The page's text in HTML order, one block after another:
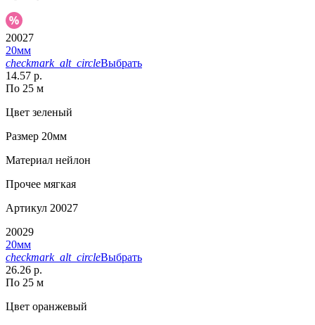
20027
20мм
checkmark_alt_circleВыбрать
14.57 р.
По 25 м
Цвет зеленый
Размер 20мм
Материал нейлон
Прочее мягкая
Артикул 20027
20029
20мм
checkmark_alt_circleВыбрать
26.26 р.
По 25 м
Цвет оранжевый